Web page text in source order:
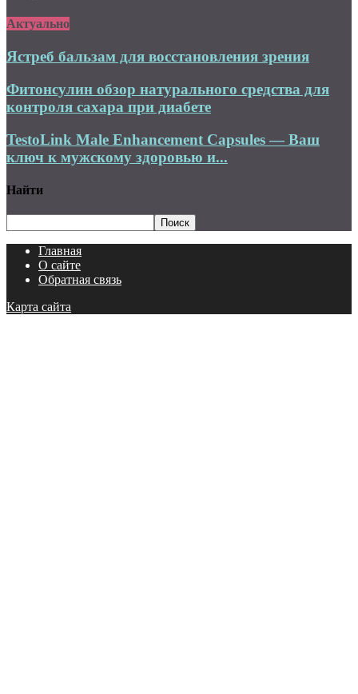
Актуально
Ястреб бальзам для восстановления зрения
Фитонсулин обзор натурального средства для
контроля сахара при диабете
TestoLink Male Enhancement Capsules — Ваш
ключ к мужскому здоровью и...
Найти
Главная
О сайте
Обратная связь
Карта сайта